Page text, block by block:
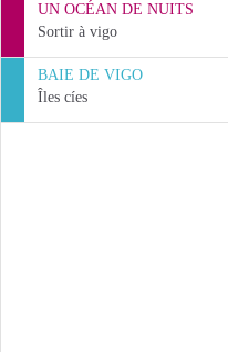
UN OCÉAN DE NUITS
Sortir à vigo
BAIE DE VIGO
Îles cíes